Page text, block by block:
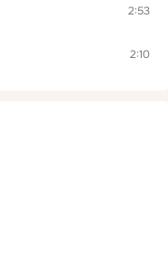
2:53
2:10